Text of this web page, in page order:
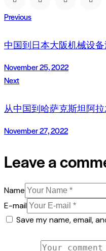
Post
navigation
Previous
中国到日本大阪机械设
November 25, 2022
Next
从中国到哈萨克斯坦阿
November 27, 2022
Leave a
Name
E-mail
Save my name, email,